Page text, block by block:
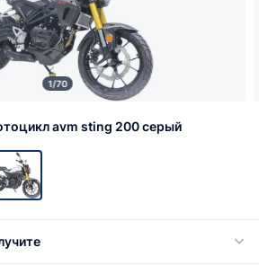
1/70
avm sting 200 серый